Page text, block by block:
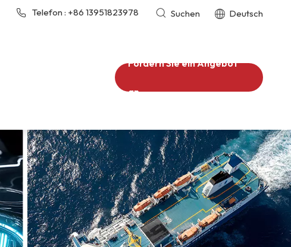
Telefon : +86 13951823978 Suchen Deutsch
Fordern Sie ein Angebot
an